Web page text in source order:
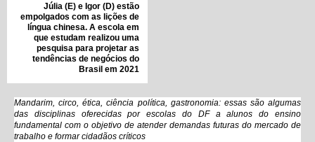
Júlia (E) e Igor (D) estão
empolgados com as lições de
língua chinesa. A escola em
que estudam realizou uma
pesquisa para projetar as
tendências de negócios do
Brasil em 2021
Mandarim, circo, ética, ciência política, gastronomia: essas são algumas
das disciplinas oferecidas por escolas do DF a alunos do ensino
fundamental com o objetivo de atender demandas futuras do mercado de
trabalho e formar cidadãos críticos